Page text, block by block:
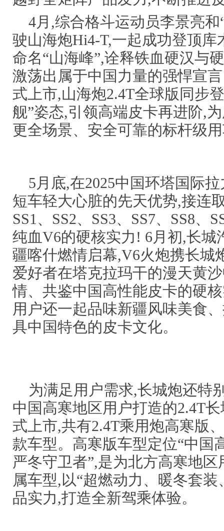
4月,综合格斗运动员李景亮
驶山海炮Hi4-T,一起成功登顶库
命名“山海峰”,诠释铁血硬汉与
激荡出属于中国力量的强悍宣
式上市,山海炮2.4T全球版同步
舰”姿态,引领高端皮卡再进阶,
更全场景、安全可靠的标杆级
5月底,在2025中国环塔国际
短车轻大心脏的先天优势,接连
SS1、SS2、SS3、SS7、SS8、
纯血V6的硬核实力! 6月初,长城
疆喀什燃情启幕,V6火炮携长城
爱好者在塔克拉玛干的漫天黄
情、共鉴中国高性能皮卡的硬
用户还一起品味新疆风味美食
具中国特色的皮卡文化。
为满足用户需求,长城炮还特
中国高寒地区用户打造的2.4T
式上市,共有2.4T乘用炮高寒版
款车型。高寒版车型定位“中
严冬守卫者”,是为北方高寒地
属车型,以“超燃动力、暖冬套
品实力,打造全新驾乘体验。